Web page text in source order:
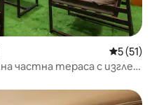
Средна
5 (51)
частна тераса с изглед